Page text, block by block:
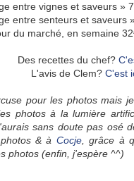
entre vignes et saveurs »
entre senteurs et saveurs
du marché, en semaine
Des recettes du chef?
L'avis de Clem? C'est
pour les photos mais
photos à la lumière
sans doute pas osé
& à Cocje, grâce à
photos (enfin, j'espère ^^)